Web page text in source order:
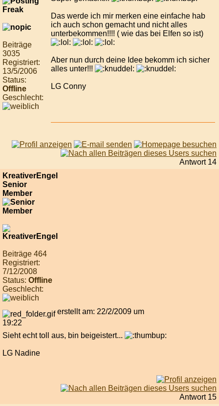
Beiträge
3035
Registriert:
13/5/2006
Status:
Offline
Geschlecht:
Das werde ich mir merken eine einfache hab
ich auch schon gemacht und nicht alles
unterbekommen!!!! ( wie das bei Elfen so ist)
Aber nun durch deine Idee bekomm ich sicher
alles unter!!!
LG Conny
Antwort 14
KreativerEngel
Senior
Member
Beiträge 464
Registriert:
7/12/2008
Status: Offline
Geschlecht:
erstellt am: 22/2/2009 um
19:22
Sieht echt toll aus, bin beigeistert...
LG Nadine
Antwort 15